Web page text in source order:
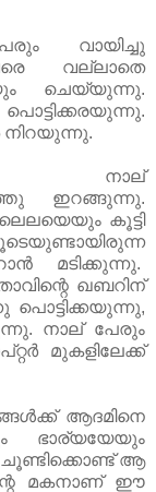
വായിച്ചു
വല്ലാതെ
ചെയ്യുന്നു.
നിറയുന്നു.
നാല്
ഇറങ്ങുന്നു.
കൂട്ടി
മടിക്കുന്നു.
ഖബറിന്
നാല് പേരും
മുകളിലേക്ക്
ആദമിനെ
ഭാര്യയേയും
ആ
മകനാണ് ഈ